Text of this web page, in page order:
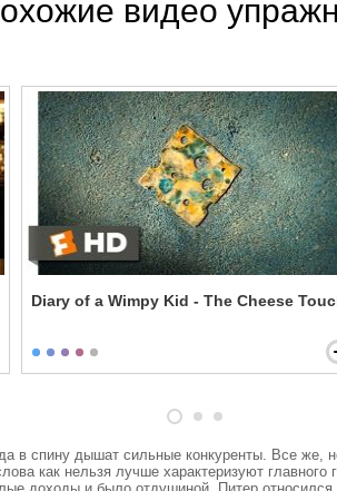
видео
Diary of a Wimpy Kid - The Cheese
в спину дышат сильные конкуренты. Все же,
как нельзя лучше характеризуют